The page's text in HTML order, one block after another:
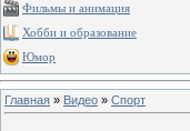
Фильмы и анимация
Хобби и образование
Юмор
Главная » Видео » Спорт